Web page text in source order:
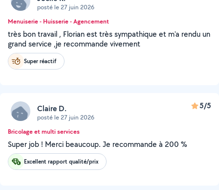
posté le 27 juin 2026
Menuiserie - Huisserie - Agencement
très bon travail , Florian est très sympathique et m'a rendu un
grand service ,je recommande vivement
Super réactif
Claire D.
posté le 27 juin 2026
5/5
Bricolage et multi services
Super job ! Merci beaucoup. Je recommande à 200 %
Excellent rapport qualité/prix